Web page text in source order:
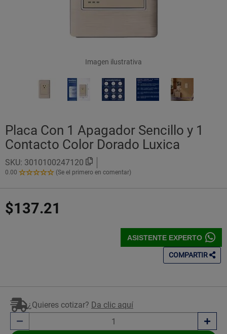
Imagen ilustrativa
Placa Con 1 Apagador Sencillo y 1
Contacto Color Dorado Luxica
SKU: 3010100247120
0.00
0.00
Estrellas!
(Se el primero en comentar)
$137.21
ASISTENTE EXPERTO
COMPARTIR
¿Quieres cotizar? Da clic aquí